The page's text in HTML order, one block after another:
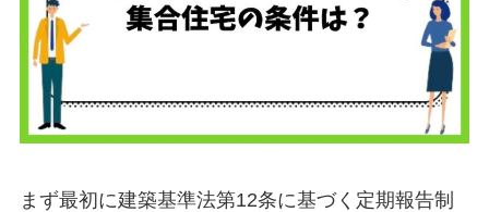
まず最初に建築基準法第12条に基づく定期報告制